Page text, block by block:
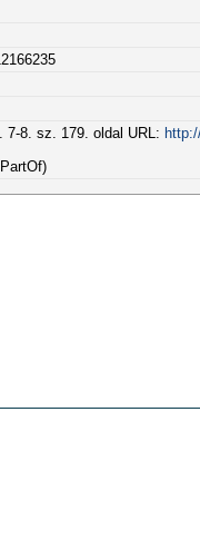
7-8. sz. 179. oldal URL: